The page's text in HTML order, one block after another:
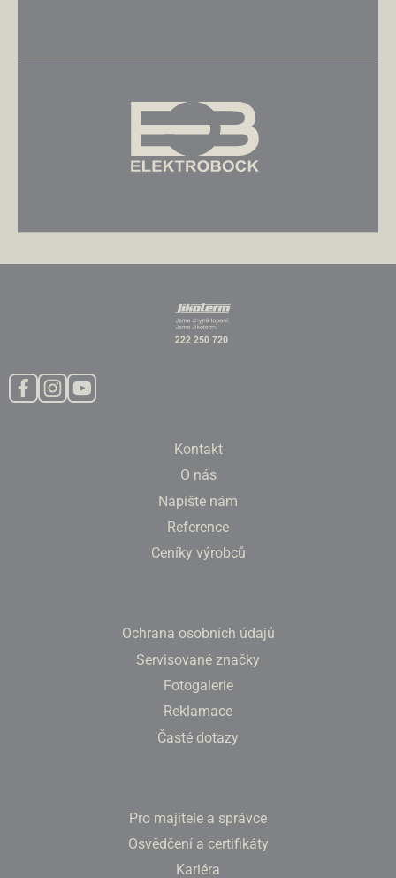
Kontakt
O nás
Napište nám
Reference
Ceníky výrobců
Ochrana osobních údajů
Servisované značky
Fotogalerie
Reklamace
Časté dotazy
Pro majitele a správce
Osvědčení a certifikáty
Kariéra